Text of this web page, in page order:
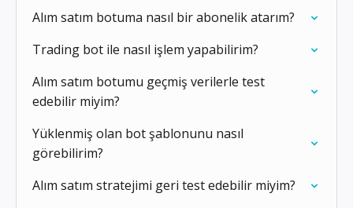
Alım satım botuma nasıl bir abonelik atarım?
Trading bot ile nasıl işlem yapabilirim?
Alım satım botumu geçmiş verilerle test
edebilir miyim?
Yüklenmiş olan bot şablonunu nasıl
görebilirim?
Alım satım stratejimi geri test edebilir miyim?